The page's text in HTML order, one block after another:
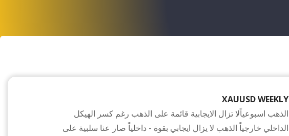
XAUUSD WEEKLY
الذهب اسبوعياًلا تزال الايجابية قائمة على الذهب رغم كسر الهيكل
الداخلي خارجياً الذهب لا يزال ايجابي بقوة - داخلياً صار عنا سلبية على